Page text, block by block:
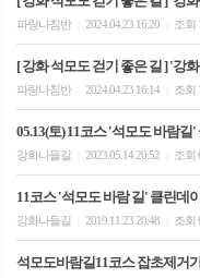
파랑나침반 2024.04.23 16:20 조회
[ 강화 석모도 걷기 좋은 길 ] '강
파랑나침반 2024.04.23 16:14 조회
05.13(토) 11코스 '석모도 바람
강화나들길 2023.05.14 20:52 조회
11코스 '석모도 바람 길' 클린데
강화나들길 2019.11.23 20:48 조회
석모도바람길11코스 잡초제거